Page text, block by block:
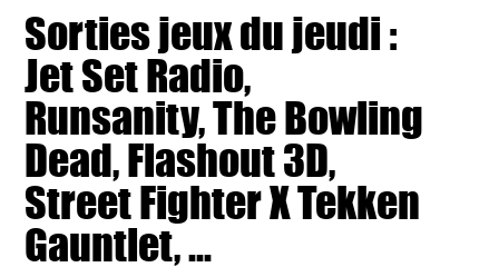
Sorties jeux du jeudi :
Jet Set Radio,
Runsanity, The Bowling
Dead, Flashout 3D,
Street Fighter X Tekken
Gauntlet, ...